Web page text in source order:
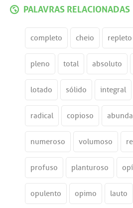
PALAVRAS RELACIONADAS
completo cheio repleto
pleno total absoluto
lotado sólido integral
radical copioso
numeroso volumoso
profuso planturoso
opulento opimo lauto